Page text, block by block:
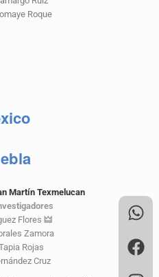
Roque
Martín Texmelucan
Flores 🜲
Zamora
Rojas
Cruz